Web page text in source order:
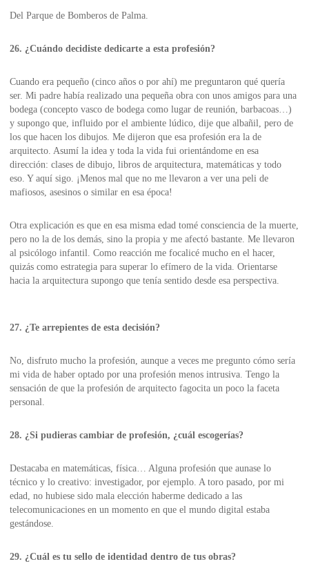
Del Parque de Bomberos de Palma.
26. ¿Cuándo decidiste dedicarte a esta profesión?
Cuando era pequeño (cinco años o por ahí) me preguntaron qué quería
ser. Mi padre había realizado una pequeña obra con unos amigos para una
bodega (concepto vasco de bodega como lugar de reunión, barbacoas…)
y supongo que, influido por el ambiente lúdico, dije que albañil, pero de
los que hacen los dibujos. Me dijeron que esa profesión era la de
arquitecto. Asumí la idea y toda la vida fui orientándome en esa
dirección: clases de dibujo, libros de arquitectura, matemáticas y todo
eso. Y aquí sigo. ¡Menos mal que no me llevaron a ver una peli de
mafiosos, asesinos o similar en esa época!
Otra explicación es que en esa misma edad tomé consciencia de la muerte,
pero no la de los demás, sino la propia y me afectó bastante. Me llevaron
al psicólogo infantil. Como reacción me focalicé mucho en el hacer,
quizás como estrategia para superar lo efímero de la vida. Orientarse
hacia la arquitectura supongo que tenía sentido desde esa perspectiva.
27. ¿Te arrepientes de esta decisión?
No, disfruto mucho la profesión, aunque a veces me pregunto cómo sería
mi vida de haber optado por una profesión menos intrusiva. Tengo la
sensación de que la profesión de arquitecto fagocita un poco la faceta
personal.
28. ¿Si pudieras cambiar de profesión, ¿cuál escogerías?
Destacaba en matemáticas, física… Alguna profesión que aunase lo
técnico y lo creativo: investigador, por ejemplo. A toro pasado, por mi
edad, no hubiese sido mala elección haberme dedicado a las
telecomunicaciones en un momento en que el mundo digital estaba
gestándose.
29. ¿Cuál es tu sello de identidad dentro de tus obras?